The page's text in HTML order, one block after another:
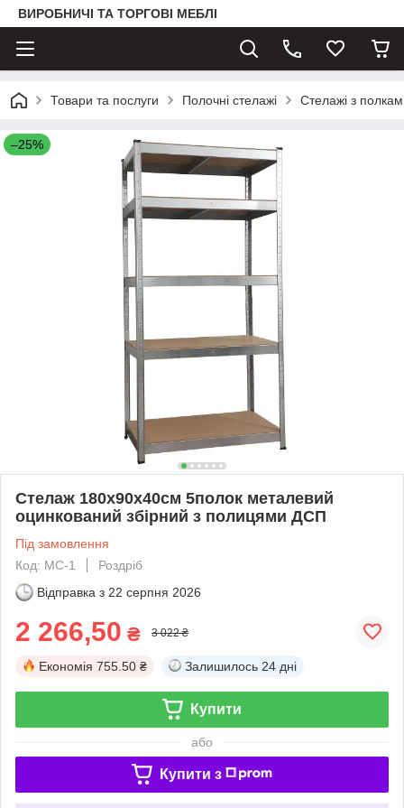
ВИРОБНИЧІ ТА ТОРГОВІ МЕБЛІ
Товари та послуги Полочні стелажі Стелажі з
–25%
Стелаж 180x90x40см 5полок металевий
оцинкований збірний з полицями ДСП
Під замовлення
Код: МС-1
Роздріб
Відправка з 22 серпня 2026
2 266,50 ₴ 3 022 ₴
Економія 755.50 ₴ Залишилось 24 дні
Купити
або
Купити з